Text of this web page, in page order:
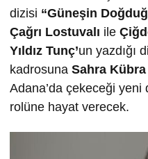
dizisi “Güneşin
Çağrı Lostuvalı ile
Yıldız Tunç’un yazdığı
kadrosuna Sahra
Adana’da çekeceği yeni
rolüne hayat verecek.